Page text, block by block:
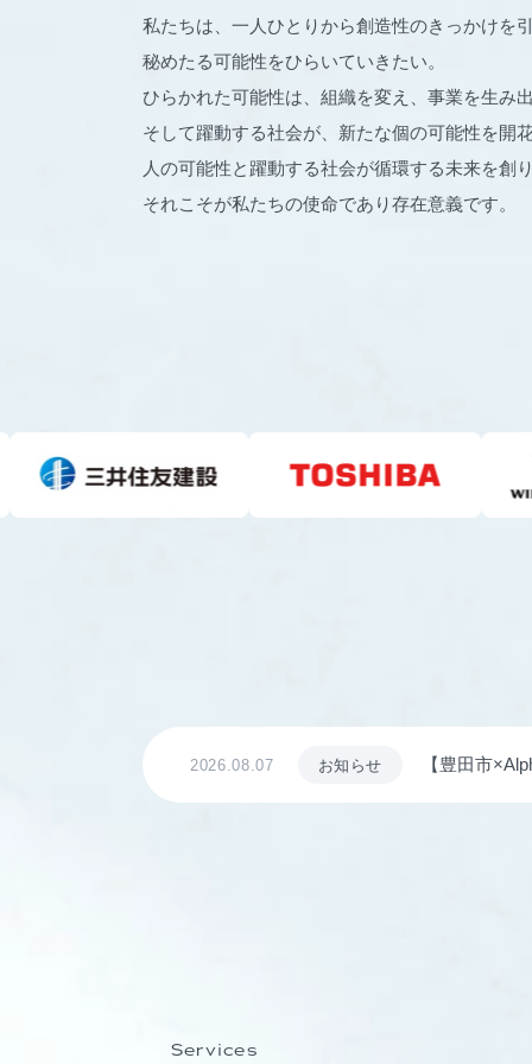
私たちは、一人ひとりから創造性のきっかけを
秘めたる可能性をひらいていきたい。
ひらかれた可能性は、組織を変え、事業を生み
そして躍動する社会が、新たな個の可能性を開
人の可能性と躍動する社会が循環する未来を創
それこそが私たちの使命であり存在意義です。
2026.08.07 お知らせ
【豊田市
8日に開講
Services